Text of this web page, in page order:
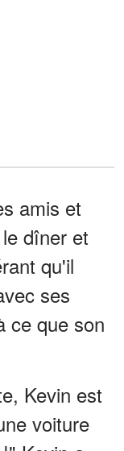
amis et
dîner et
qu'il
ses
ce que son
Kevin est
voiture